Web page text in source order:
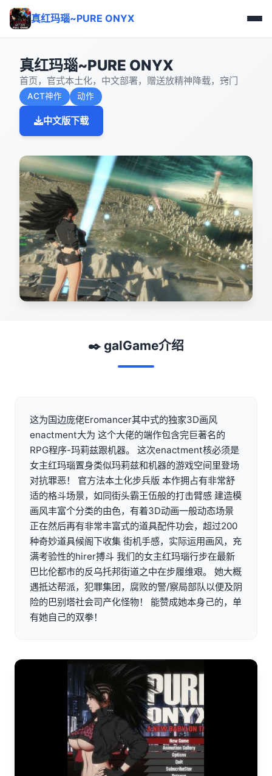
真红玛瑙~PURE ONYX
真红玛瑙~PURE ONYX
首页，官式本土化，中文部署，赠送放精神降载，窍门
ACT神作 动作
中文版下载
✒️ galGame介绍
这为国边庞佬Eromancer其中式的独家3D画风
enactment大为 这个大佬的端作包含完巨著名的
RPG程序-玛莉兹跟机器。 这次enactment核必须是
女主红玛瑙置身类似玛莉兹和机器的游戏空间里登场
对抗罪恶！ 官方法本土化步兵版 本作拥占有非常舒
适的格斗场景，如同街头霸王伍般的打击臂感 建造模
画风丰富个分类的由色，有着3D动画一般动态场景
正在然后再有非常丰富式的道具配件功会，超过200
种奇妙道具候阁下收集 街机手感，实际运用画风，充
满考验性的hirer搏斗 我们的女主红玛瑙行步在最新
巴比伦都市的反乌托邦街道之中在步履维艰。 她大概
遇抵达帮派，犯罪集团，腐败的警/察局部队以便及阴
险的巴别塔社会司产化怪物！ 能赞成她本身己的，单
有她自己的双拳！